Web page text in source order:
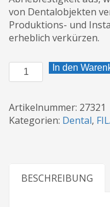
von Dentalobjekten
Produktions- und
erheblich verkürzen.
NextDent
Ortho
Dental
Photopolymerharz
In den
Artikelnummer: 27321
Kategorien: Dental,
BESCHREIBUNG